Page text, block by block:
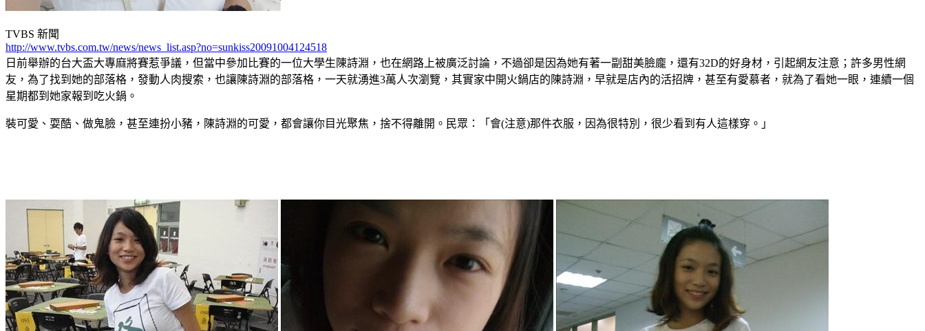
TVBS 新聞
http://www.tvbs.com.tw/news/news_list.asp?no=sunkiss20091004124518
日前舉辦的台大盃大專麻將賽惹爭議，但當中參加比賽的一位大學生陳詩淵，也在網路上被廣泛討論，不過卻是因為她有著一副甜美臉龐，還有32D的好身材，引起網友注意；許多男性網
友，為了找到她的部落格，發動人肉搜索，也讓陳詩淵的部落格，一天就湧進3萬人次瀏覽，其實家中開火鍋店的陳詩淵，早就是店內的活招牌，甚至有愛慕者，就為了看她一眼，連續一個
星期都到她家報到吃火鍋。
裝可愛、耍酷、做鬼臉，甚至連扮小豬，陳詩淵的可愛，都會讓你目光聚焦，捨不得離開。民眾：「會(注意)那件衣服，因為很特別，很少看到有人這樣穿。」